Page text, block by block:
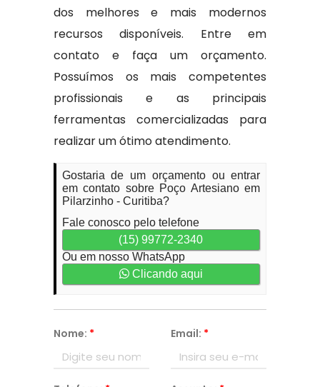
dos melhores e mais modernos
recursos disponíveis. Entre em
contato e faça um orçamento.
Possuímos os mais competentes
profissionais e as principais
ferramentas comercializadas para
realizar um ótimo atendimento.
Gostaria de um orçamento ou entrar
em contato sobre Poço Artesiano em
Pilarzinho - Curitiba?
Fale conosco pelo telefone
(15) 99772-2340
Ou em nosso WhatsApp
Clicando aqui
Nome: * Email: *